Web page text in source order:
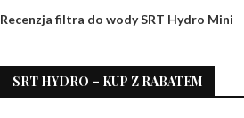
Recenzja filtra do wody SRT Hydro Mini
SRT HYDRO – KUP Z RABATEM